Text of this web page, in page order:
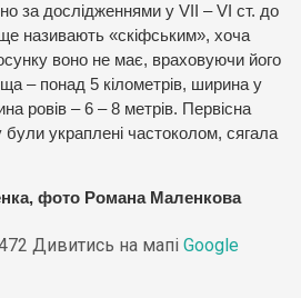
за дослідженнями у VII – VI ст. до
називають «скіфським», хоча
воно не має, враховуючи його
– понад 5 кілометрів, ширина у
ровів – 6 – 8 метрів. Первісна
були украплені частоколом, сягала
фото Романа Маленкова
Дивитись на мапі Google